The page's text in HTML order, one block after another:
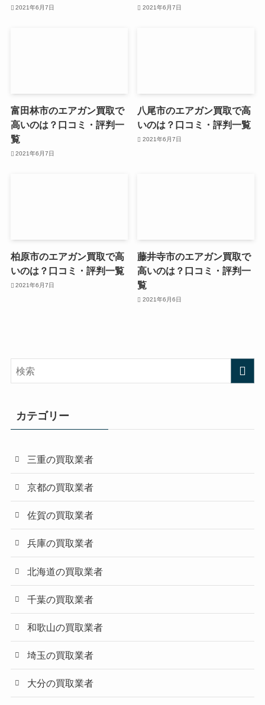
2021年6月7日 2021年6月7日
富田林市のエアガン買取で
高いのは？口コミ・評判一
覧
2021年6月7日
八尾市のエアガン買取で高
いのは？口コミ・評判一覧
2021年6月7日
柏原市のエアガン買取で高
いのは？口コミ・評判一覧
2021年6月7日
藤井寺市のエアガン買取で
高いのは？口コミ・評判一
覧
2021年6月6日
カテゴリー
三重の買取業者
京都の買取業者
佐賀の買取業者
兵庫の買取業者
北海道の買取業者
千葉の買取業者
和歌山の買取業者
埼玉の買取業者
大分の買取業者